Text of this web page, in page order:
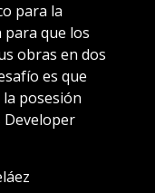
para la
que los
obras en dos
es que
posesión